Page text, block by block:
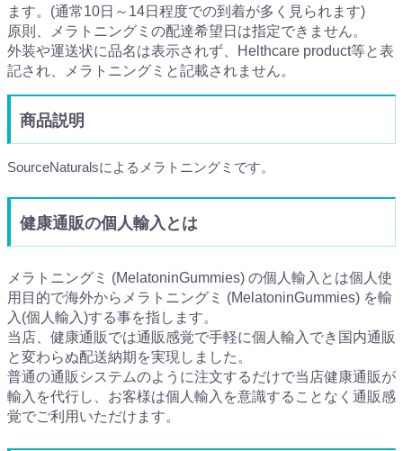
ます。(通常10日～14日程度での到着が多く見られます)
原則、メラトニングミの配達希望日は指定できません。
外装や運送状に品名は表示されず、Helthcare product等と表
記され、メラトニングミと記載されません。
商品説明
SourceNaturalsによるメラトニングミです。
健康通販の個人輸入とは
メラトニングミ (MelatoninGummies) の個人輸入とは個人使
用目的で海外からメラトニングミ (MelatoninGummies) を輸
入(個人輸入)する事を指します。
当店、健康通販では通販感覚で手軽に個人輸入でき国内通販
と変わらぬ配送納期を実現しました。
普通の通販システムのように注文するだけで当店健康通販が
輸入を代行し、お客様は個人輸入を意識することなく通販感
覚でご利用いただけます。